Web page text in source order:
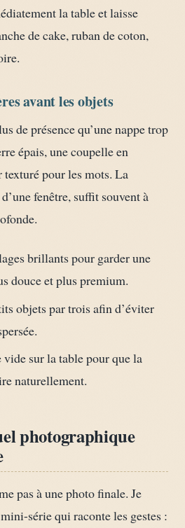
la table et laisse
de cake, ruban de coton,
avant les objets
de présence qu’une nappe trop
épais, une coupelle en
pour les mots. La
fenêtre, suffit souvent à
brillants pour garder une
douce et plus premium.
objets par trois afin d’éviter
vide sur la table pour que la
naturellement.
photographique
pas à une photo finale. Je
série qui raconte les gestes :